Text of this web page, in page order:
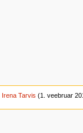
Irena Tarvis (1. veebruar